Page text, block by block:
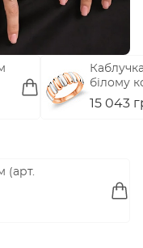
білому
15 043
(арт.